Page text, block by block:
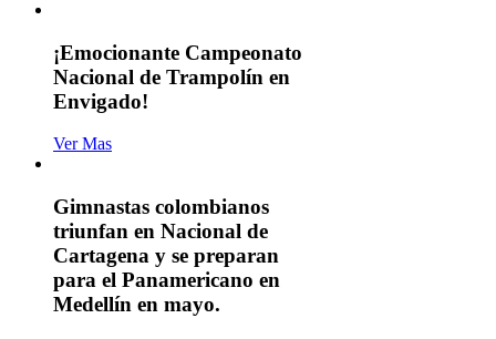
¡Emocionante Campeonato
Nacional de Trampolín en
Envigado!
Ver Mas
Gimnastas colombianos
triunfan en Nacional de
Cartagena y se preparan
para el Panamericano en
Medellín en mayo.